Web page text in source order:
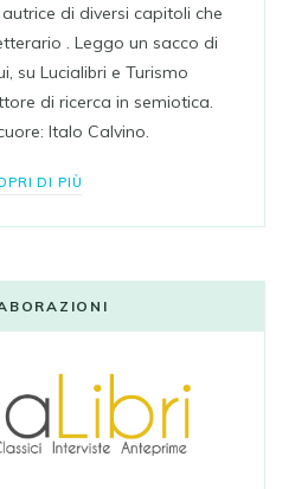
di diversi capitoli che
. Leggo un sacco di
su Lucialibri e Turismo
di ricerca in semiotica.
Italo Calvino.
DI PIÙ